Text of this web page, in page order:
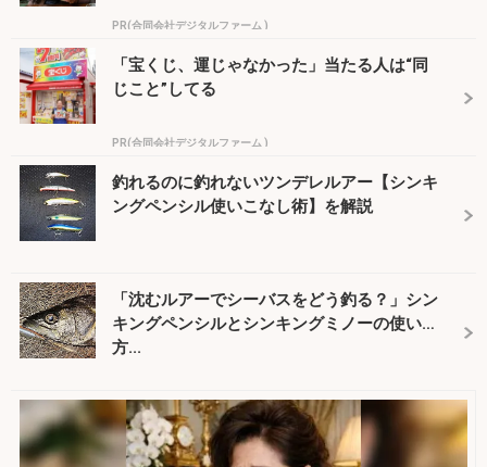
PR(合同会社デジタルファーム )
「宝くじ、運じゃなかった」当たる人は“同
じこと”してる
PR(合同会社デジタルファーム )
釣れるのに釣れないツンデレルアー【シンキ
ングペンシル使いこなし術】を解説
「沈むルアーでシーバスをどう釣る？」シン
キングペンシルとシンキングミノーの使い
方...